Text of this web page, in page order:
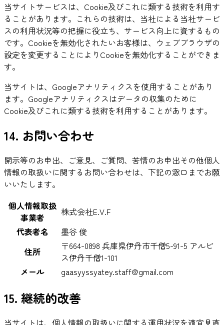
当サイトサービスは、Cookie及びこれに類する技術を利用す
ることがあります。これらの技術は、当社による当社サービ
スの利用状況等の把握に役立ち、サービス向上に資するもの
です。Cookieを無効化されたいお客様は、ウェブブラウザの
設定を変更することによりCookieを無効化することができま
す。
当サイトは、Googleアナリティクスを使用することがあり
ます。Googleアナリティクスはデータの収集のために
Cookie及びこれに類する技術を利用することがあります。
14. お問い合わせ
開示等のお申出、ご意見、ご質問、苦情のお申出その他個人
情報の取扱いに関するお問い合わせは、下記の窓口までお願
いいたします。
個人情報取扱
事業者
株式会社E.V.F
代表者名
墨谷 俊
住所
〒664-0898 兵庫県伊丹市千僧5-91-5 アルビ
ス伊丹千僧1-101
メール
gaasyyssyatey.staff@gmail.com
15. 継続的改善
当サイトは、個人情報の取扱いに関する運用状況を適宜見直